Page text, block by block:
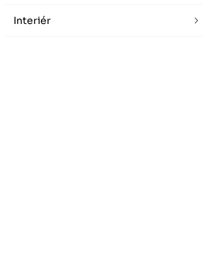
Interiér